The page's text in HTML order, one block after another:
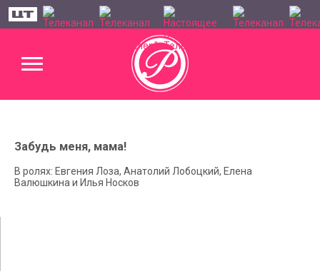
Забудь меня, мама!
В ролях: Евгения Лоза, Анатолий Лобоцкий, Елена
Валюшкина и Илья Носков